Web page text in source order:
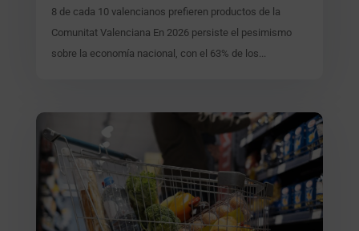
8 de cada 10 valencianos prefieren productos de la
Comunitat Valenciana En 2026 persiste el pesimismo
sobre la economía nacional, con el 63% de los...